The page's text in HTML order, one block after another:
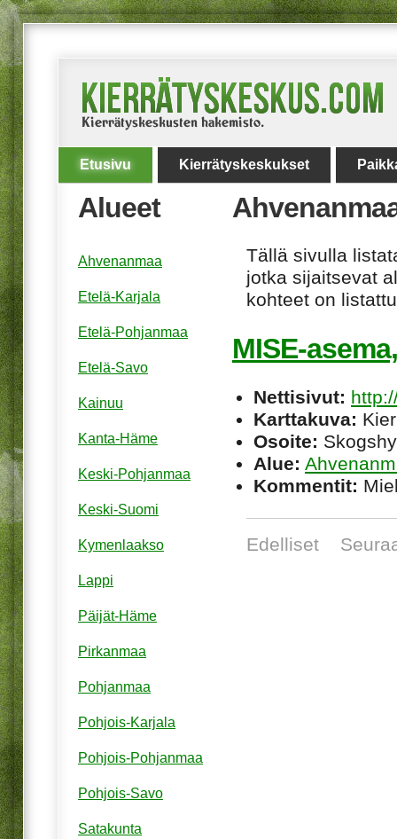
Etusivu Kierrätyskeskukset
Tällä sivulla
jotka sijaitsevat
kohteet on
MISE-
Nettisivut:
Karttakuva:
Osoite:
Alue:
Kommentit:
Edelliset
Alueet
Ahvenanmaa
Etelä-Karjala
Etelä-Pohjanmaa
Etelä-Savo
Kainuu
Kanta-Häme
Keski-Pohjanmaa
Keski-Suomi
Kymenlaakso
Lappi
Päijät-Häme
Pirkanmaa
Pohjanmaa
Pohjois-Karjala
Pohjois-Pohjanmaa
Pohjois-Savo
Satakunta